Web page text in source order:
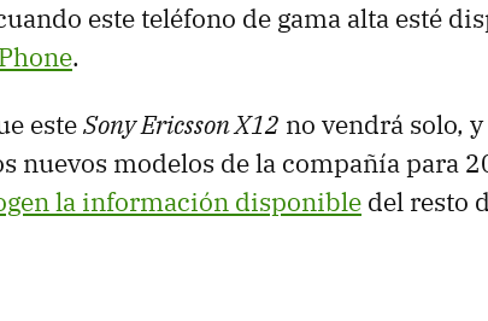
este teléfono de gama alta esté
Phone.
esteSony Ericsson X12 no vendrá solo,
nuevos modelos de la compañía para
la información disponible del resto